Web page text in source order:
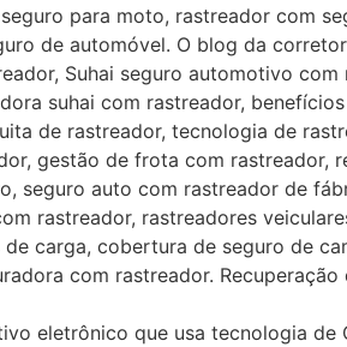
para moto, rastreador com
de automóvel. O blog da
Suhai seguro automotivo
suhai com rastreador,
de rastreador, tecnologia de
gestão de frota com
auto com rastreador de
rastreador, rastreadores
carga, cobertura de seguro de
com rastreador.
eletrônico que usa tecnologia de